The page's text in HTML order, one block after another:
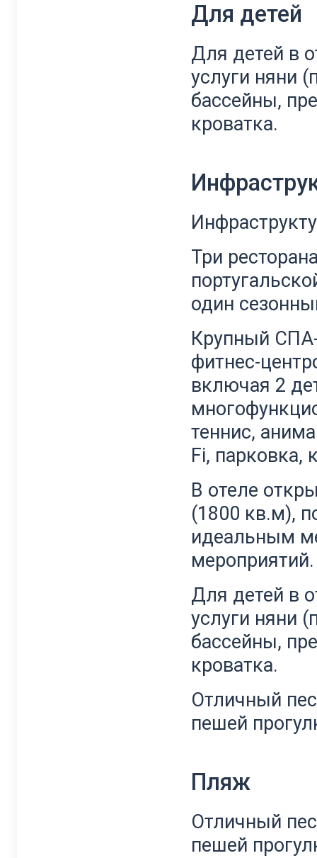
Для детей
Для детей в
услуги няни
бассейны,
кроватка.
Три
один
Крупный
фитнес-
включая 2
теннис,
Fi, парковка,
В отеле
(1800 кв.м),
идеальным
мероприятий.
Для детей в
услуги няни
бассейны,
кроватка.
Отличный
пешей
Пляж
Отличный
пешей